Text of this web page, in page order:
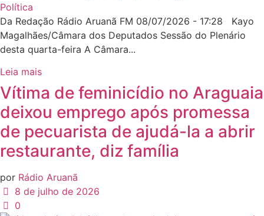
Política
Da Redação Rádio Aruanã FM 08/07/2026 - 17:28 Kayo
Magalhães/Câmara dos Deputados Sessão do Plenário
desta quarta-feira A Câmara...
Leia mais
Vítima de feminicídio no Araguaia
deixou emprego após promessa
de pecuarista de ajudá-la a abrir
restaurante, diz família
por Rádio Aruanã
8 de julho de 2026
0